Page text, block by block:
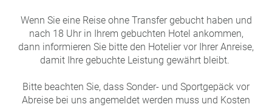
Wenn Sie eine Reise ohne Transfer gebucht haben und
nach 18 Uhr in Ihrem gebuchten Hotel ankommen,
dann informieren Sie bitte den Hotelier vor Ihrer Anreise,
damit Ihre gebuchte Leistung gewährt bleibt.
Bitte beachten Sie, dass Sonder- und Sportgepäck vor
Abreise bei uns angemeldet werden muss und Kosten